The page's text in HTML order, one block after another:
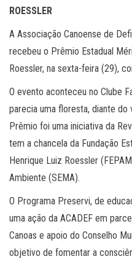
ROESSLER
A Associação Canoense de
recebeu o Prêmio Estadual
Roessler, na sexta-feira (29),
O evento aconteceu no Clube
parecia uma floresta, diante do
Prêmio foi uma iniciativa da
tem a chancela da Fundação
Henrique Luiz Roessler
Ambiente (SEMA).
O Programa Preservi, de
uma ação da ACADEF em
Canoas e apoio do Conselho
objetivo de fomentar a